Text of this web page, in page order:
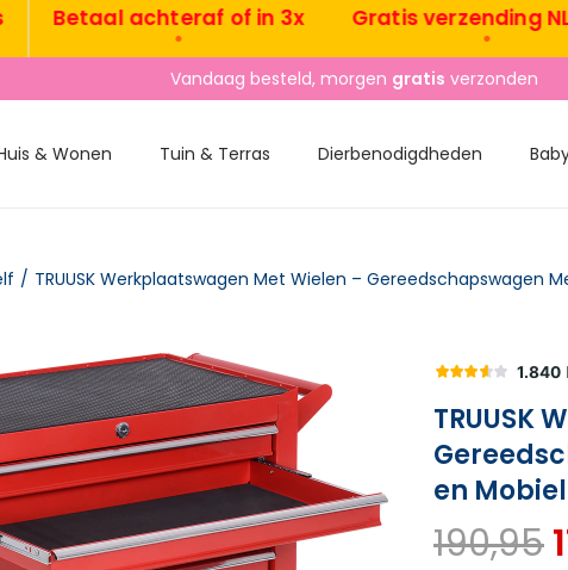
Betaal achteraf of in 3x Gratis verzending NL &
Vandaag besteld, morgen gratis verzonden
& Wonen Tuin & Terras Dierbenodigdheden
/
TRUUSK
en
190,95